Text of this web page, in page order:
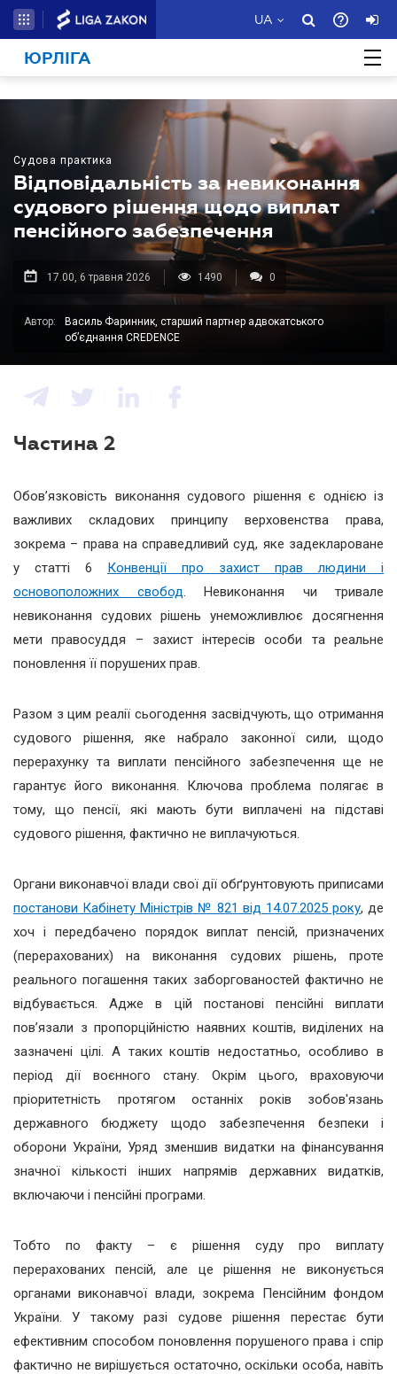
UA
ЮРЛІГА
Судова практика
Відповідальність за невиконання
судового рішення щодо виплат
пенсійного забезпечення
17.00, 6 травня 2026 1490 0
Автор:
Василь Фаринник, старший партнер адвокатського
об’єднання CREDENCE
Частина 2
Обов’язковість виконання судового рішення є однією із
важливих складових принципу верховенства права,
зокрема – права на справедливий суд, яке задеклароване
у статті 6 Конвенції про захист прав людини і
основоположних свобод. Невиконання чи тривале
невиконання судових рішень унеможливлює досягнення
мети правосуддя – захист інтересів особи та реальне
поновлення її порушених прав.
Разом з цим реалії сьогодення засвідчують, що отримання
судового рішення, яке набрало законної сили, щодо
перерахунку та виплати пенсійного забезпечення ще не
гарантує його виконання. Ключова проблема полягає в
тому, що пенсії, які мають бути виплачені на підставі
судового рішення, фактично не виплачуються.
Органи виконавчої влади свої дії обґрунтовують приписами
постанови Кабінету Міністрів № 821 від 14.07.2025 року, де
хоч і передбачено порядок виплат пенсій, призначених
(перерахованих) на виконання судових рішень, проте
реального погашення таких заборгованостей фактично не
відбувається. Адже в цій постанові пенсійні виплати
пов’язали з пропорційністю наявних коштів, виділених на
зазначені цілі. А таких коштів недостатньо, особливо в
період дії воєнного стану. Окрім цього, враховуючи
пріоритетність протягом останніх років зобов'язань
державного бюджету щодо забезпечення безпеки і
оборони України, Уряд зменшив видатки на фінансування
значної кількості інших напрямів державних видатків,
включаючи і пенсійні програми.
Тобто по факту – є рішення суду про виплату
перерахованих пенсій, але це рішення не виконується
органами виконавчої влади, зокрема Пенсійним фондом
України. У такому разі судове рішення перестає бути
ефективним способом поновлення порушеного права і спір
фактично не вирішується остаточно, оскільки особа, навіть